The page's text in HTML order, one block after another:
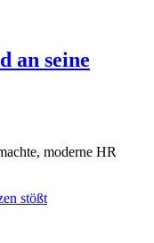
an seine
moderne HR
stößt